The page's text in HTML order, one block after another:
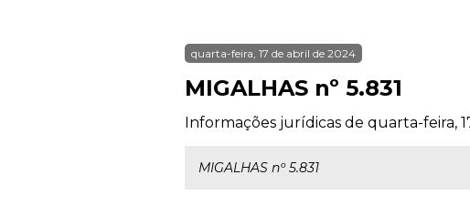
quarta-feira, 17 de abril de 2024
MIGALHAS nº 5.831
Informações jurídicas de quarta-feira,
MIGALHAS nº 5.831